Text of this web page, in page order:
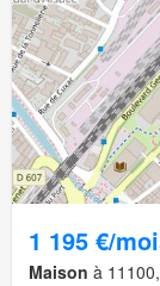
1 195 €/
Maison à